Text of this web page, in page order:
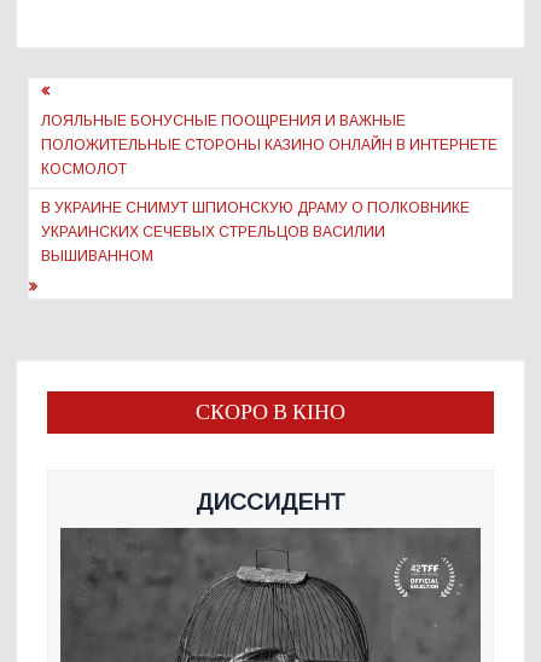
Навигация
по
записям
ЛОЯЛЬНЫЕ БОНУСНЫЕ ПООЩРЕНИЯ И ВАЖНЫЕ
ПОЛОЖИТЕЛЬНЫЕ СТОРОНЫ КАЗИНО ОНЛАЙН В ИНТЕРНЕТЕ
КОСМОЛОТ
В УКРАИНЕ СНИМУТ ШПИОНСКУЮ ДРАМУ О ПОЛКОВНИКЕ
УКРАИНСКИХ СЕЧЕВЫХ СТРЕЛЬЦОВ ВАСИЛИИ
ВЫШИВАННОМ
СКОРО В КІНО
ДИССИДЕНТ